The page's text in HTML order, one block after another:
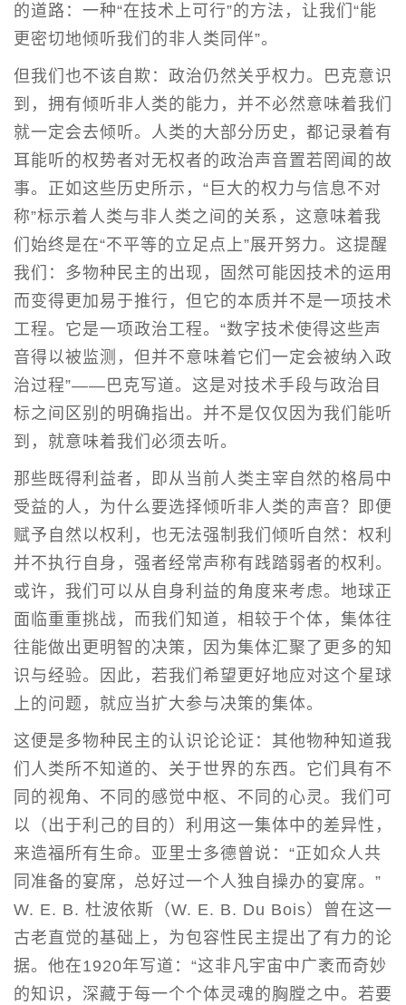
的道路：一种“在技术上可行”的方法，让我们“能
更密切地倾听我们的非人类同伴”。
但我们也不该自欺：政治仍然关乎权力。巴克意识
到，拥有倾听非人类的能力，并不必然意味着我们
就一定会去倾听。人类的大部分历史，都记录着有
耳能听的权势者对无权者的政治声音置若罔闻的故
事。正如这些历史所示，“巨大的权力与信息不对
称”标示着人类与非人类之间的关系，这意味着我
们始终是在“不平等的立足点上”展开努力。这提醒
我们：多物种民主的出现，固然可能因技术的运用
而变得更加易于推行，但它的本质并不是一项技术
工程。它是一项政治工程。“数字技术使得这些声
音得以被监测，但并不意味着它们一定会被纳入政
治过程”——巴克写道。这是对技术手段与政治目
标之间区别的明确指出。并不是仅仅因为我们能听
到，就意味着我们必须去听。
那些既得利益者，即从当前人类主宰自然的格局中
受益的人，为什么要选择倾听非人类的声音？即便
赋予自然以权利，也无法强制我们倾听自然：权利
并不执行自身，强者经常声称有践踏弱者的权利。
或许，我们可以从自身利益的角度来考虑。地球正
面临重重挑战，而我们知道，相较于个体，集体往
往能做出更明智的决策，因为集体汇聚了更多的知
识与经验。因此，若我们希望更好地应对这个星球
上的问题，就应当扩大参与决策的集体。
这便是多物种民主的认识论论证：其他物种知道我
们人类所不知道的、关于世界的东西。它们具有不
同的视角、不同的感觉中枢、不同的心灵。我们可
以（出于利己的目的）利用这一集体中的差异性，
来造福所有生命。亚里士多德曾说：“正如众人共
同准备的宴席，总好过一个人独自操办的宴席。”
W. E. B. 杜波依斯（W. E. B. Du Bois）曾在这一
古老直觉的基础上，为包容性民主提出了有力的论
据。他在1920年写道：“这非凡宇宙中广袤而奇妙
的知识，深藏于每一个个体灵魂的胸膛之中。若要